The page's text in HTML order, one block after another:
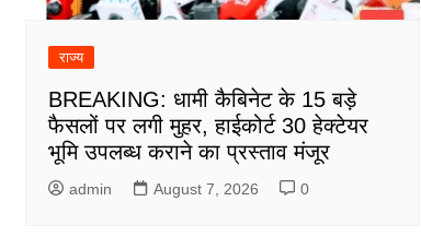
राज्य
BREAKING: धामी कैबिनेट के 15 बड़े
फैसलों पर लगी मुहर, हाईकोर्ट 30 हेक्टेयर
भूमि उपलब्ध कराने का प्रस्ताव मंजूर
admin August 7, 2026 0